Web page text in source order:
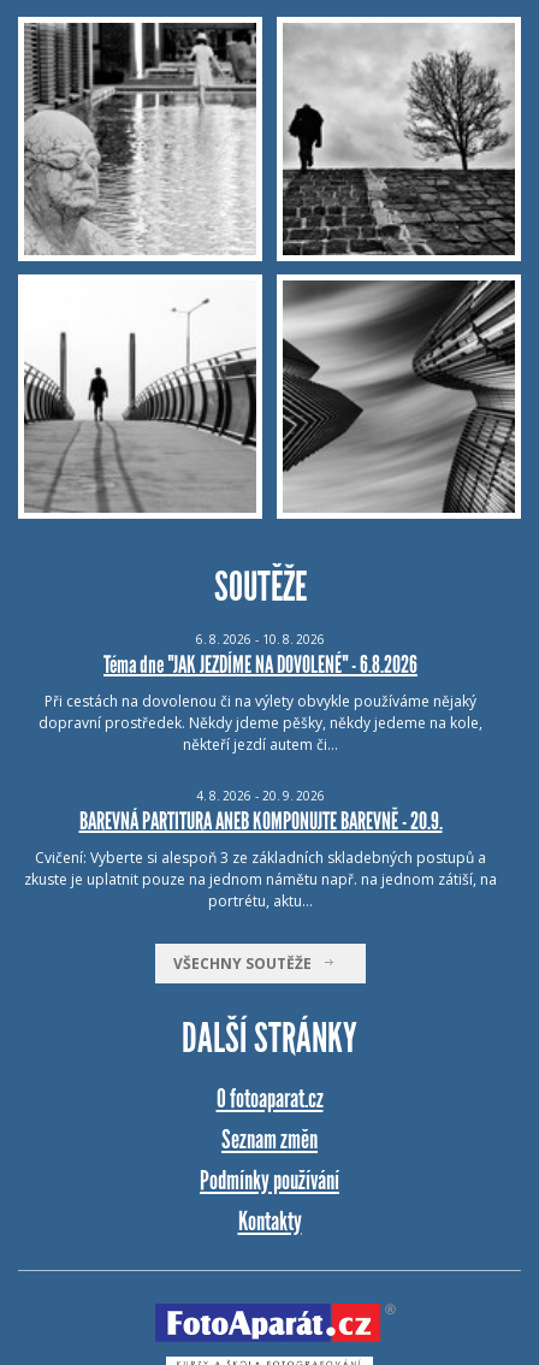
SOUTĚŽE
6. 8. 2026 - 10. 8. 2026
Téma dne "JAK JEZDÍME NA DOVOLENÉ" - 6.8.2026
Při cestách na dovolenou či na výlety obvykle používáme nějaký
dopravní prostředek. Někdy jdeme pěšky, někdy jedeme na kole,
někteří jezdí autem či…
4. 8. 2026 - 20. 9. 2026
BAREVNÁ PARTITURA ANEB KOMPONUJTE BAREVNĚ - 20.9.
Cvičení: Vyberte si alespoň 3 ze základních skladebných postupů a
zkuste je uplatnit pouze na jednom námětu např. na jednom zátiší, na
portrétu, aktu…
VŠECHNY SOUTĚŽE
DALŠÍ STRÁNKY
O fotoaparat.cz
Seznam změn
Podmínky používání
Kontakty